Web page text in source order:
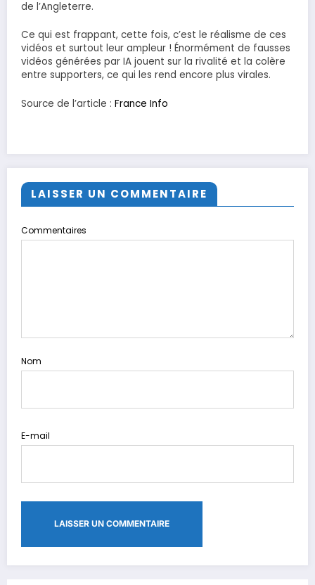
de l’Angleterre.
Ce qui est frappant, cette fois, c’est le réalisme de ces
vidéos et surtout leur ampleur ! Énormément de fausses
vidéos générées par IA jouent sur la rivalité et la colère
entre supporters, ce qui les rend encore plus virales.
Source de l’article : France Info
LAISSER UN COMMENTAIRE
Commentaires
Nom
E-mail